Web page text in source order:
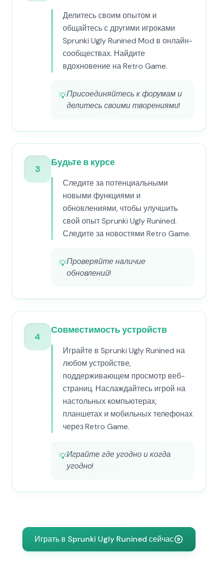
Делитесь своим опытом и
общайтесь с другими игроками
Sprunki Ugly Runined Mod в онлайн-
сообществах. Найдите
вдохновение на Retro Game.
💡Присоединяйтесь к форумам и
делитесь своими творениями!
3
Будьте в курсе
Следите за потенциальными
новыми функциями и
обновлениями, чтобы улучшить
свой опыт Sprunki Ugly Runined.
Следите за новостями Retro Game.
💡Проверяйте наличие
обновлений!
4
Совместимость устройств
Играйте в Sprunki Ugly Runined на
любом устройстве,
поддерживающем просмотр веб-
страниц. Наслаждайтесь игрой на
настольных компьютерах,
планшетах и мобильных телефонах
через Retro Game.
💡Играйте где угодно и когда
угодно!
Играть в Sprunki Ugly Runined сейчас